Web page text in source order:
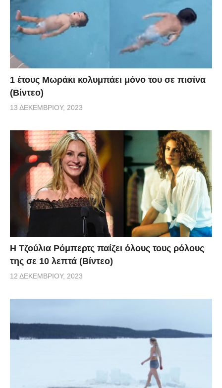
1 έτους Μωράκι κολυμπάει μόνο του σε πισίνα
(Βίντεο)
13 ΔΕΚΕΜΒΡΊΟΥ, 2023
Η Τζούλια Ρόμπερτς παίζει όλους τους ρόλους
της σε 10 λεπτά (Βίντεο)
12 ΔΕΚΕΜΒΡΊΟΥ, 2023